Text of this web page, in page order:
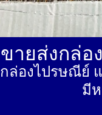
ขายส่งกล่
กล่องไปรษณีย์
มี